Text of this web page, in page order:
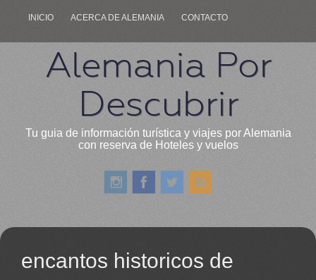
INICIO ACERCA DE ALEMANIA CONTACTO
Alemania Por
Descubrir
Tu guia de información turística y viajes por Alemania
con reserva de Hoteles y vuelos
encantos historicos de